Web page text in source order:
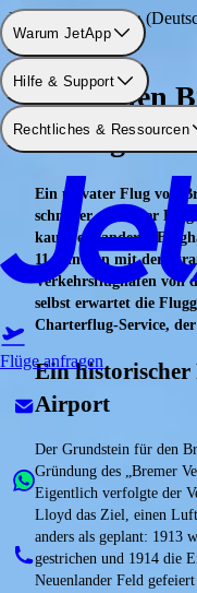
Warum JetApp
Hilfe & Support
Rechtliches & Ressourcen
Flüge anfragen
Flughafen: Bremen
Flughafen
Ein privater Flug von
schneller, denn der
kaum ein anderer
11 Minuten mit der
Verkehrsflughafen von
selbst erwartet die
Charterflug-Service,
Ein
Airport
Der Grundstein für den
Gründung des „Bremer
Eigentlich verfolgte der
Lloyd das Ziel, einen
anders als geplant: 1913
gestrichen und 1914 die
Neuenlander Feld